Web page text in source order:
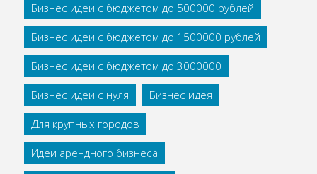
Бизнес идеи с бюджетом до 500000 рублей
Бизнес идеи с бюджетом до 1500000 рублей
Бизнес идеи с бюджетом до 3000000
Бизнес идеи с нуля
Бизнес идея
Для крупных городов
Идеи арендного бизнеса